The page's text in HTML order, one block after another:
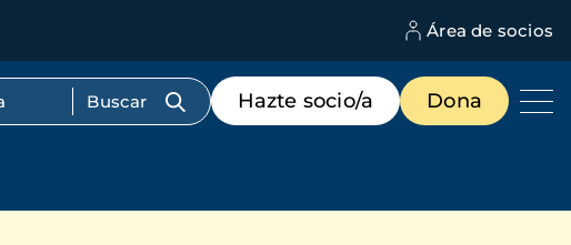
Área de socios
Menú
de
destacados
Hazte socio/a Dona